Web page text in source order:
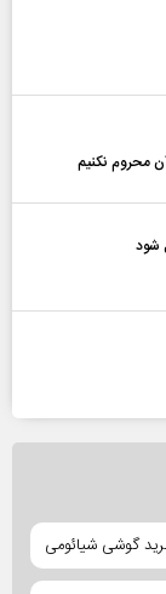
محروم نکنیم
شود
گوشی شیائومی